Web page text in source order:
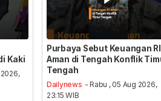
Kaki
Purbaya Sebut Keuangan RI
Aman di Tengah Konflik
Tengah
Dailynews - Rabu , 05 Aug 2026,
23:15 WIB